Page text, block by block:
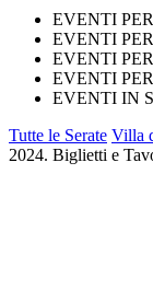
EVENTI
EVENTI
EVENTI
EVENTI
EVENTI IN
Tutte le Serate Villa
2024. Biglietti e